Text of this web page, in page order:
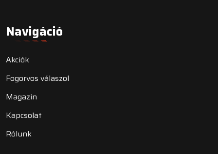
Navigáció
Akciók
Fogorvos válaszol
Magazin
Kapcsolat
Rólunk